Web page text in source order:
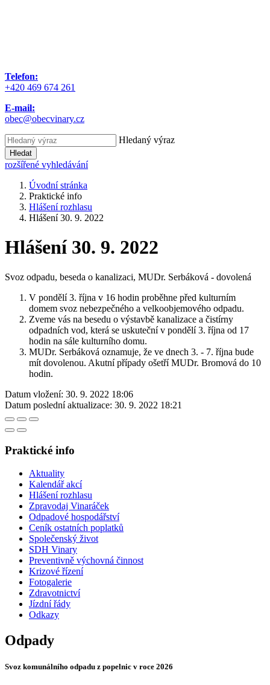
Telefon:
+420 469 674 261
E-mail:
obec@obecvinary.cz
Hledaný výraz
Hledat
rozšířené vyhledávání
Úvodní stránka
Praktické info
Hlášení rozhlasu
Hlášení 30. 9. 2022
Hlášení 30. 9. 2022
Svoz odpadu, beseda o kanalizaci, MUDr. Serbáková - dovolená
V pondělí 3. října v 16 hodin proběhne před kulturním
domem svoz nebezpečného a velkoobjemového odpadu.
Zveme vás na besedu o výstavbě kanalizace a čistírny
odpadních vod, která se uskuteční v pondělí 3. října od 17
hodin na sále kulturního domu.
MUDr. Serbáková oznamuje, že ve dnech 3. - 7. října bude
mít dovolenou. Akutní případy ošetří MUDr. Bromová do 10
hodin.
Datum vložení: 30. 9. 2022 18:06
Datum poslední aktualizace: 30. 9. 2022 18:21
Praktické info
Aktuality
Kalendář akcí
Hlášení rozhlasu
Zpravodaj Vinaráček
Odpadové hospodářství
Ceník ostatních poplatků
Společenský život
SDH Vinary
Preventivně výchovná činnost
Krizové řízení
Fotogalerie
Zdravotnictví
Jízdní řády
Odkazy
Odpady
Svoz komunálního odpadu z popelnic v roce 2026